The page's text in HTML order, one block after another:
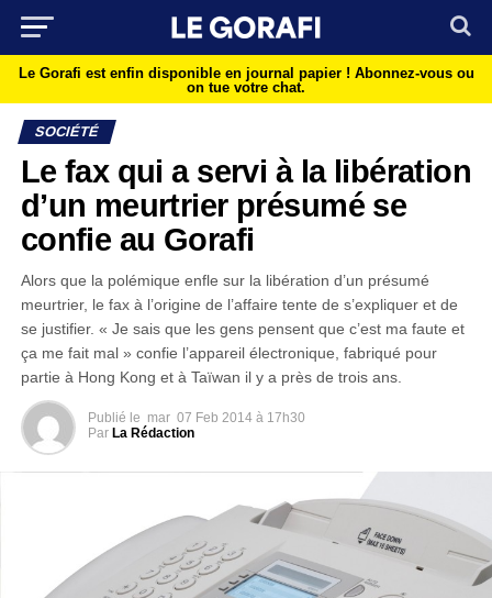
Le Gorafi est enfin disponible en journal papier ! Abonnez-vous ou
on tue votre chat.
SOCIÉTÉ
Le fax qui a servi à la libération
d’un meurtrier présumé se
confie au Gorafi
Alors que la polémique enfle sur la libération d’un présumé
meurtrier, le fax à l’origine de l’affaire tente de s’expliquer et de
se justifier. « Je sais que les gens pensent que c’est ma faute et
ça me fait mal » confie l’appareil électronique, fabriqué pour
partie à Hong Kong et à Taïwan il y a près de trois ans.
Publié le mar 07 Feb 2014 à 17h30
Par La Rédaction